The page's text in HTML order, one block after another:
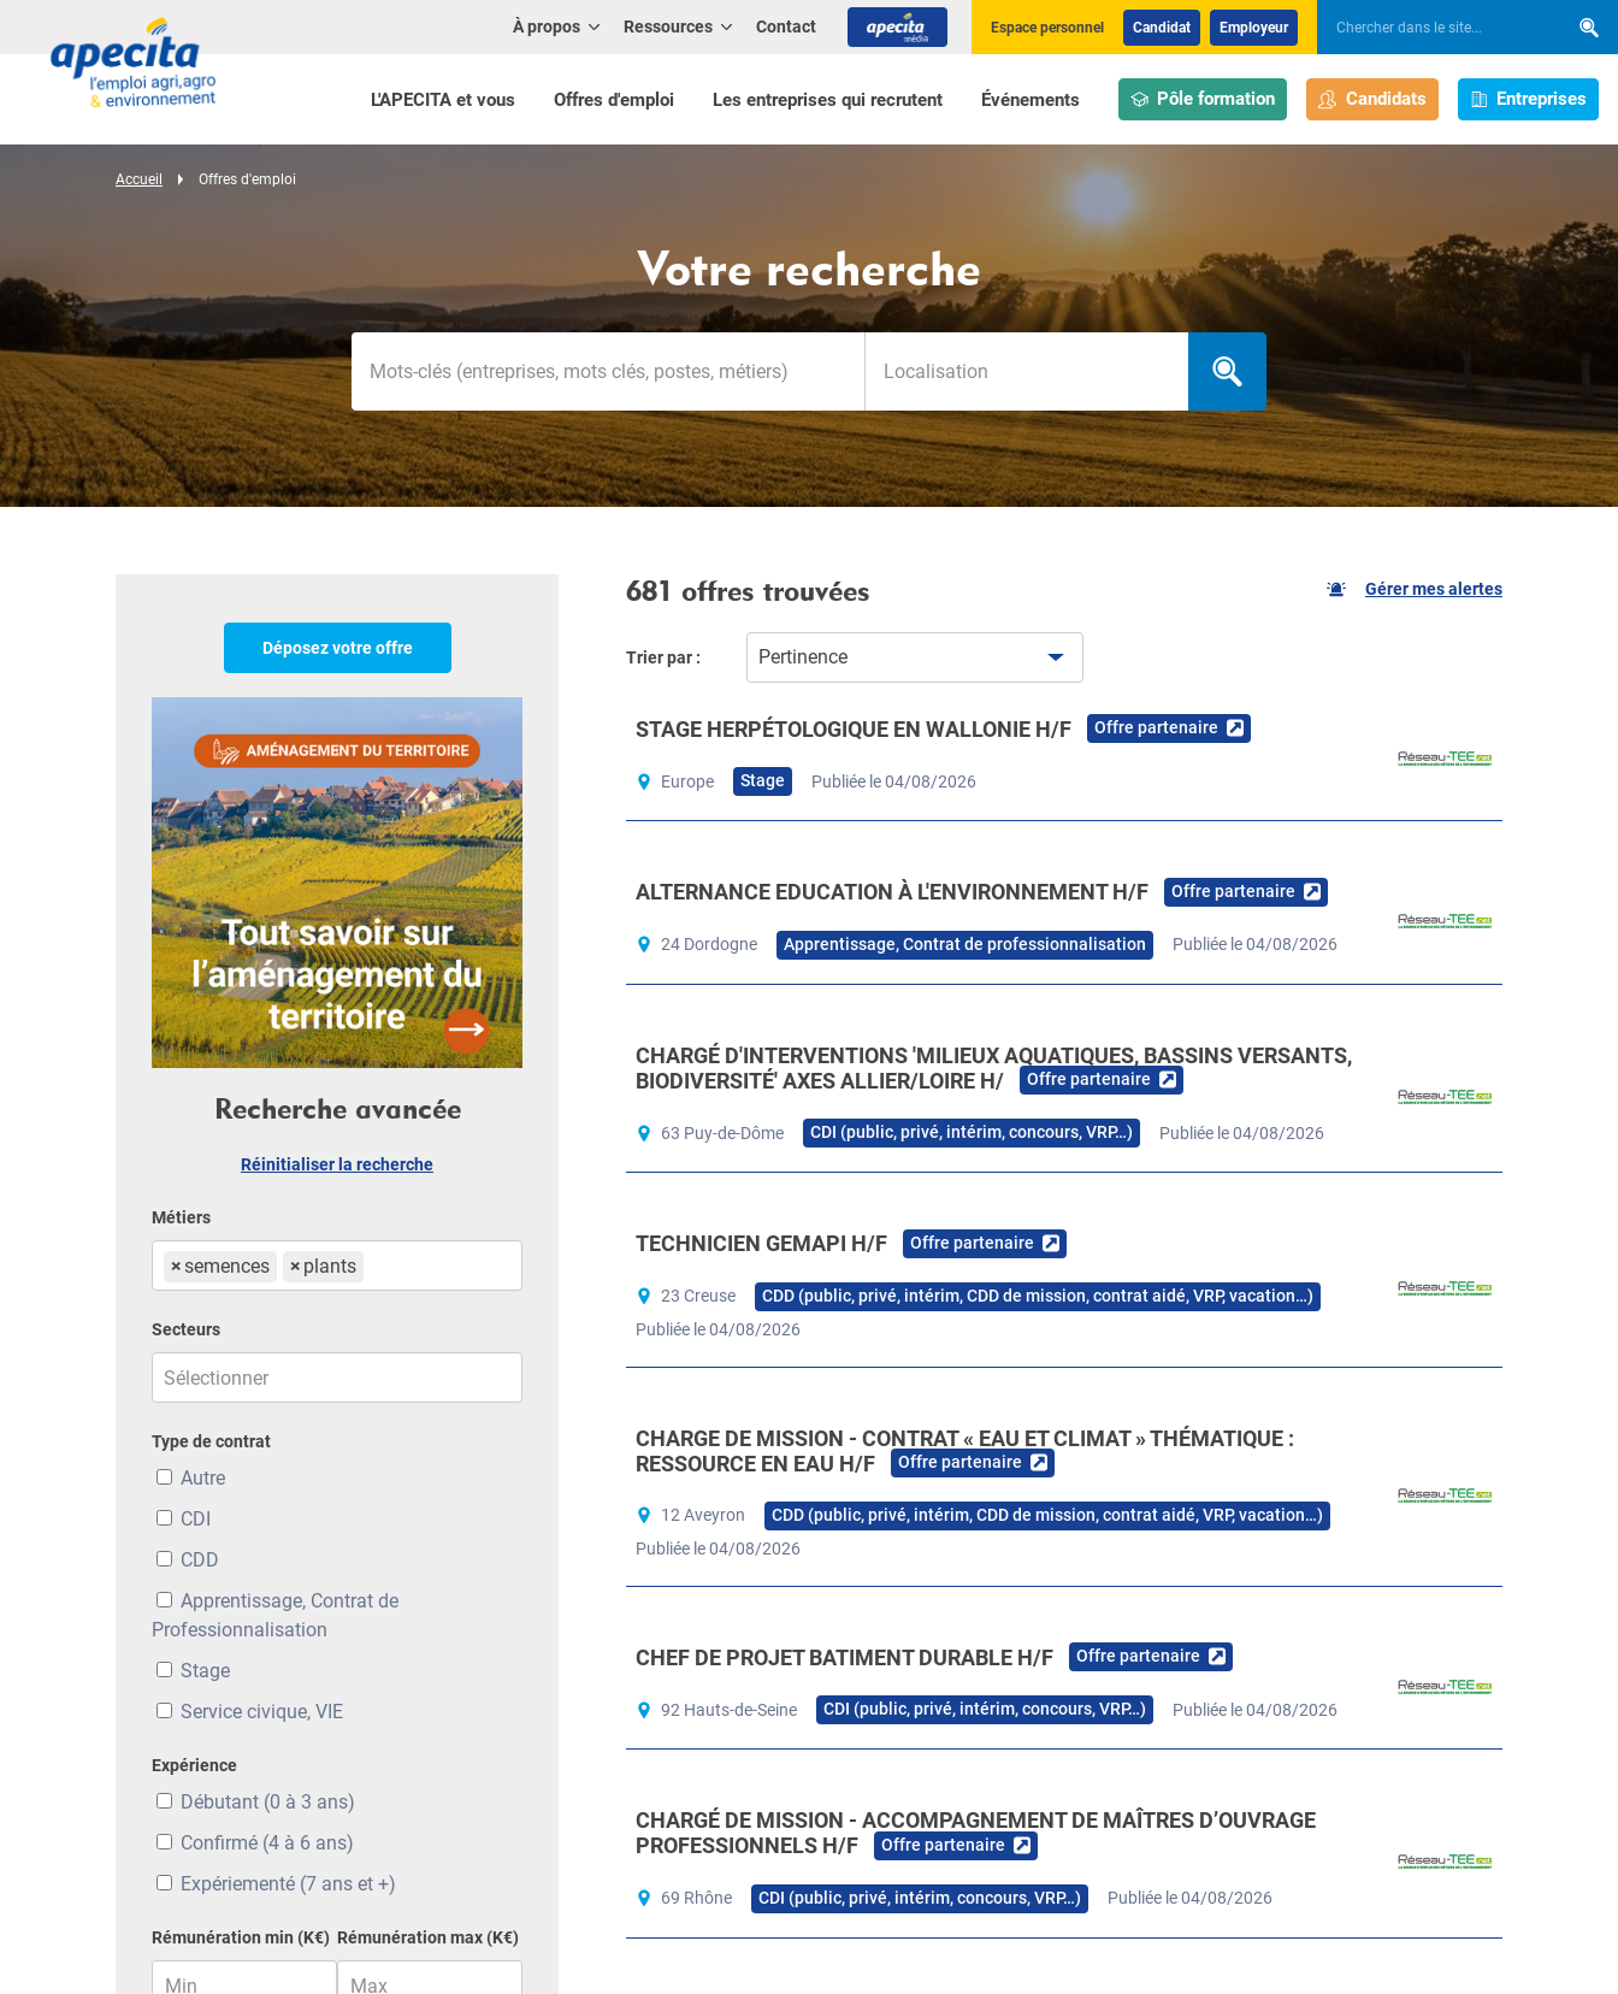
L'APECITA et vous Offres d'emploi Les entreprises qui recrutent Événements Pôle formation Candidats Entreprises
À propos Ressources Contact Espace personnel Candidat Employeur
Accueil Offres d'emploi
Votre recherche
Déposez votre offre
Recherche avancée
Réinitialiser la recherche
Métiers
×semences × plants
Secteurs
Type de contrat
Autre
CDI
CDD
Apprentissage, Contrat de
Professionnalisation
Stage
Service civique, VIE
Expérience
Débutant (0 à 3 ans)
Confirmé (4 à 6 ans)
Expériementé (7 ans et +)
Rémunération min (K€) Rémunération max (K€)
681 offres trouvées Gérer mes alertes
Trier par : Pertinence
STAGE HERPÉTOLOGIQUE EN WALLONIE H/F Offre partenaire
Europe Stage Publiée le 04/08/2026
ALTERNANCE EDUCATION À L'ENVIRONNEMENT H/F Offre partenaire
24 Dordogne Apprentissage, Contrat de professionnalisation Publiée le 04/08/2026
CHARGÉ D'INTERVENTIONS 'MILIEUX AQUATIQUES, BASSINS VERSANTS,
BIODIVERSITÉ' AXES ALLIER/LOIRE H/
Offre partenaire
63 Puy-de-Dôme CDI (public, privé, intérim, concours, VRP…) Publiée le 04/08/2026
TECHNICIEN GEMAPI H/F Offre partenaire
23 Creuse
CDD (public, privé, intérim, CDD de mission, contrat aidé, VRP, vacation…)
Publiée le 04/08/2026
CHARGE DE MISSION - CONTRAT « EAU ET CLIMAT » THÉMATIQUE :
RESSOURCE EN EAU H/F
Offre partenaire
12 Aveyron
CDD (public, privé, intérim, CDD de mission, contrat aidé, VRP, vacation…)
Publiée le 04/08/2026
CHEF DE PROJET BATIMENT DURABLE H/F Offre partenaire
92 Hauts-de-Seine CDI (public, privé, intérim, concours, VRP…) Publiée le 04/08/2026
CHARGÉ DE MISSION - ACCOMPAGNEMENT DE MAÎTRES D’OUVRAGE
PROFESSIONNELS H/F
Offre partenaire
69 Rhône CDI (public, privé, intérim, concours, VRP…) Publiée le 04/08/2026